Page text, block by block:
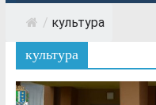
/ культура
культура